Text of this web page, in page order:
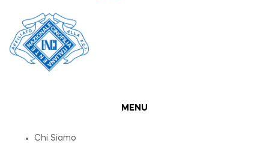
MENU
Chi Siamo